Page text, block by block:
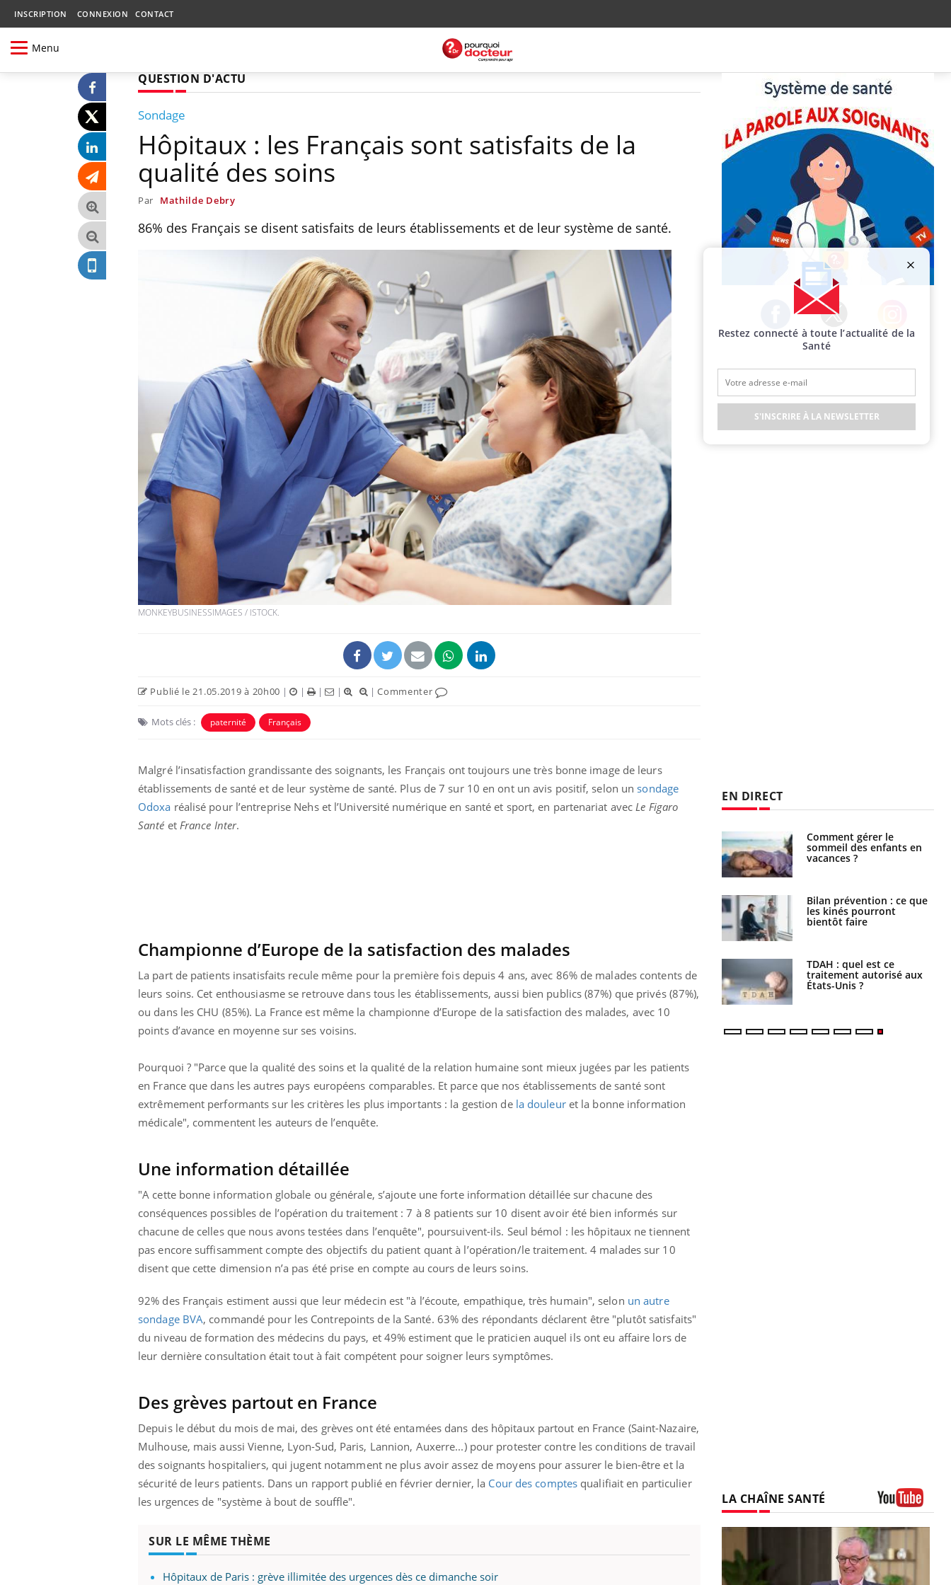
INSCRIPTION CONNEXION CONTACT
Menu
QUESTION D'ACTU
Sondage
Hôpitaux : les Français sont satisfaits de la
qualité des soins
Par Mathilde Debry
86% des Français se disent satisfaits de leurs établissements et de leur système de santé.
MONKEYBUSINESSIMAGES / ISTOCK.
Publié le 21.05.2019 à 20h00 | | | | |Commenter
Mots clés : paternité Français
Malgré l’insatisfaction grandissante des soignants, les Français ont toujours une très bonne image de leurs
établissements de santé et de leur système de santé. Plus de 7 sur 10 en ont un avis positif, selon unsondage
Odoxa réalisé pour l’entreprise Nehs et l’Université numérique en santé et sport, en partenariat avecLe Figaro
Santé et France Inter.
Championne d’Europe de la satisfaction des malades
La part de patients insatisfaits recule même pour la première fois depuis 4 ans, avec 86% de malades contents de
leurs soins. Cet enthousiasme se retrouve dans tous les établissements, aussi bien publics (87%) que privés (87%),
ou dans les CHU (85%). La France est même la championne d’Europe de la satisfaction des malades, avec 10
points d’avance en moyenne sur ses voisins.
Pourquoi ? "Parce que la qualité des soins et la qualité de la relation humaine sont mieux jugées par les patients
en France que dans les autres pays européens comparables. Et parce que nos établissements de santé sont
extrêmement performants sur les critères les plus importants : la gestion de la douleuret la bonne information
médicale", commentent les auteurs de l’enquête.
Une information détaillée
"A cette bonne information globale ou générale, s’ajoute une forte information détaillée sur chacune des
conséquences possibles de l’opération du traitement : 7 à 8 patients sur 10 disent avoir été bien informés sur
chacune de celles que nous avons testées dans l’enquête", poursuivent-ils. Seul bémol : les hôpitaux ne tiennent
pas encore suffisamment compte des objectifs du patient quant à l’opération/le traitement. 4 malades sur 10
disent que cette dimension n’a pas été prise en compte au cours de leurs soins.
92% des Français estiment aussi que leur médecin est "à l’écoute, empathique, très humain", selon un autre
sondage BVA, commandé pour les Contrepoints de la Santé. 63% des répondants déclarent être "plutôt satisfaits"
du niveau de formation des médecins du pays, et 49% estiment que le praticien auquel ils ont eu affaire lors de
leur dernière consultation était tout à fait compétent pour soigner leurs symptômes.
Des grèves partout en France
Depuis le début du mois de mai, des grèves ont été entamées dans des hôpitaux partout en France (Saint-Nazaire,
Mulhouse, mais aussi Vienne, Lyon-Sud, Paris, Lannion, Auxerre...) pour protester contre les conditions de travail
des soignants hospitaliers, qui jugent notamment ne plus avoir assez de moyens pour assurer le bien-être et la
sécurité de leurs patients. Dans un rapport publié en février dernier, la Cour des comptes qualifiait en particulier
les urgences de "système à bout de souffle".
SUR LE MÊME THÈME
Hôpitaux de Paris : grève illimitée des urgences dès ce dimanche soir
Facebook Twitter Instagram
EN DIRECT
Pourquoi manger moins
de protéines pourrait
finalement être bénéfique
vacances, elle reste dans
le coma pendant 42 jours
une nouvelle arme contre
Comment gérer le
sommeil des enfants en
vacances ?
Bilan prévention : ce que
les kinés pourront
bientôt faire
TDAH : quel est ce
traitement autorisé aux
États-Unis ?
LA CHAÎNE SANTÉ
Restez connecté à toute l’actualité de la
Santé
S'INSCRIRE À LA NEWSLETTER